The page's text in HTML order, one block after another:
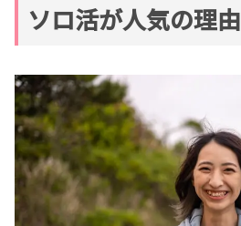
ソロ活が人気の理由